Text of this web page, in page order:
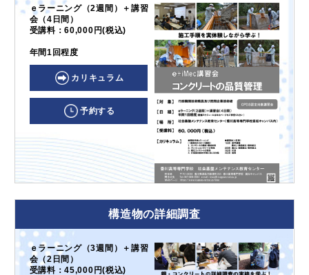
ｅラーニング（2週間）＋講習
会（4日間）
受講料：60,000円(税込)
年間1回程度
カリキュラム
予約する
構造物の詳細調査
ｅラーニング（3週間）＋講習
会（2日間）
受講料：45,000円(税込)